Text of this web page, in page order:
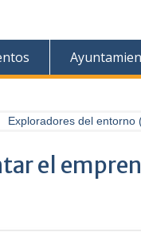
Exploradores del entorno
el